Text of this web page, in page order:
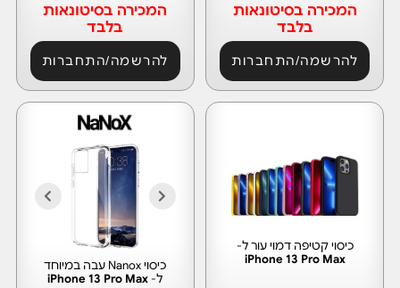
המכירה בסיטונאות
בלבד
להרשמה/התחברות
המכירה בסיטונאות
בלבד
להרשמה/התחברות
כיסוי קטיפה דמוי עור ל-
iPhone 13 Pro Max
כיסוי Nanox עבה במיוחד
ל-iPhone 13 Pro Max